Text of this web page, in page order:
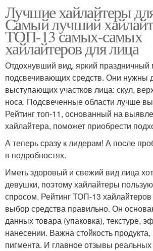
Лучшие хайлайтеры
Самый лучший
ТОП-13 самых-самых
хайлайтеров для лица
Отдохнувший вид, яркий праздничный
подсвечивающих средств. Они нужны
выступающих участков лица: скул,
носа. Подсвеченные области лучше
Рейтинг топ-11, основанный на
хайлайтера, поможет приобрести
А теперь сразу к лидерам! А после
в подробностях.
Иметь здоровый и свежий вид лица
девушки, поэтому хайлайтеры
спросом. Рейтинг ТОП-13
выбор средства правильно. Он
данных товара (упаковка), текстуре,
нанесении. Важна стойкость
пигмента. И главное отзывы реальных